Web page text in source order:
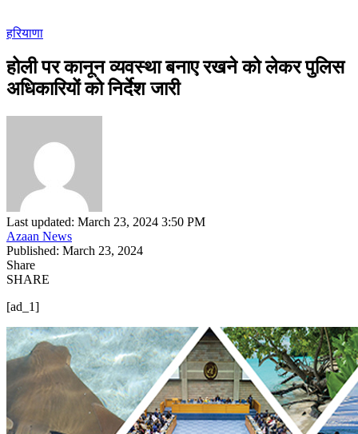
हरियाणा
होली पर कानून व्यवस्था बनाए रखने को लेकर पुलिस
अधिकारियों को निर्देश जारी
Last updated: March 23, 2024 3:50 PM
Azaan News
Published: March 23, 2024
Share
SHARE
[ad_1]